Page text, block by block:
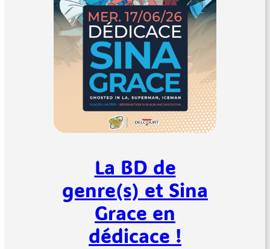
La BD de
genre(s) et Sina
Grace en
dédicace !